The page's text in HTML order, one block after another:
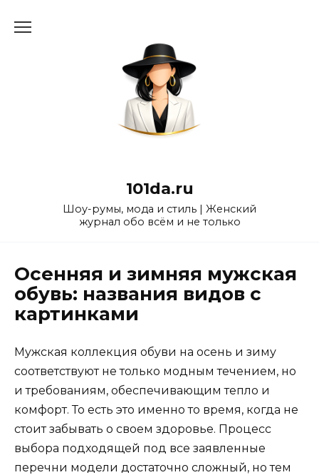
101da.ru
Шоу-румы, мода и стиль | Женский
журнал обо всём и не только
Осенняя и зимняя мужская
обувь: названия видов с
картинками
Мужская коллекция обуви на осень и зиму
соответствуют не только модным течением, но
и требованиям, обеспечивающим тепло и
комфорт. То есть это именно то время, когда не
стоит забывать о своем здоровье. Процесс
выбора подходящей под все заявленные
перечни модели достаточно сложный, но тем